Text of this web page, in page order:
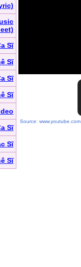
Sĩ
Sĩ
Sĩ
Sĩ
Sĩ
Sĩ
Sĩ
Source: www.youtube.com